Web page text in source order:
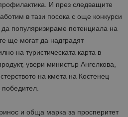
И през следващите
в тази посока с още конкурси
популяризираме потенциала на
ще могат да надградят
на туристическата карта в
увери министър Ангелкова,
на кмета на Костенец
и обща марка за просперитет